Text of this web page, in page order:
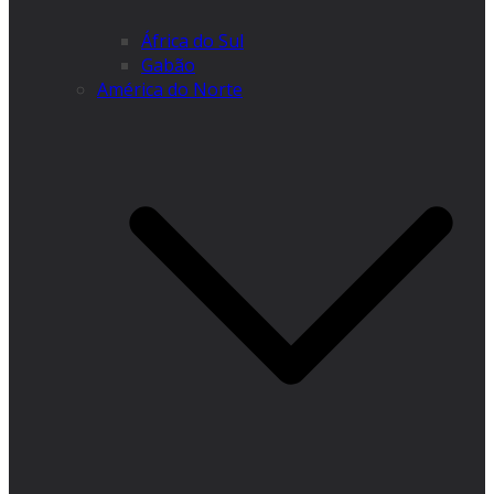
África do Sul
Gabão
América do Norte